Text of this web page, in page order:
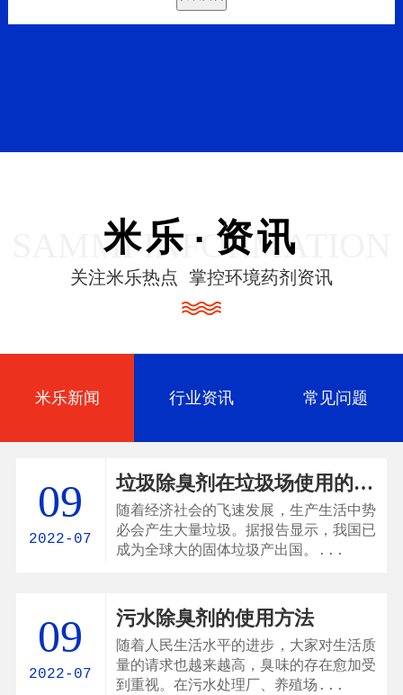
SAMMI INFORMATION
米乐·资讯
关注米乐热点 掌控环境药剂资讯
米乐新闻 行业资讯 常见问题
09
2022-07
垃圾除臭剂在垃圾场使用的小技巧
随着经济社会的飞速发展，生产生活中势
必会产生大量垃圾。据报告显示，我国已
成为全球大的固体垃圾产出国。...
09
2022-07
污水除臭剂的使用方法
随着人民生活水平的进步，大家对生活质
量的请求也越来越高，臭味的存在愈加受
到重视。在污水处理厂、养殖场...